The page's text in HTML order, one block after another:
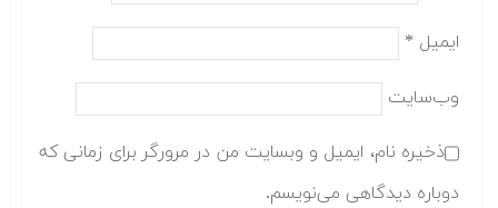
ایمیل *
وب‌سایت
ذخیره نام، ایمیل و وبسایت من در مرورگر برای زمانی که
دوباره دیدگاهی می‌نویسم.